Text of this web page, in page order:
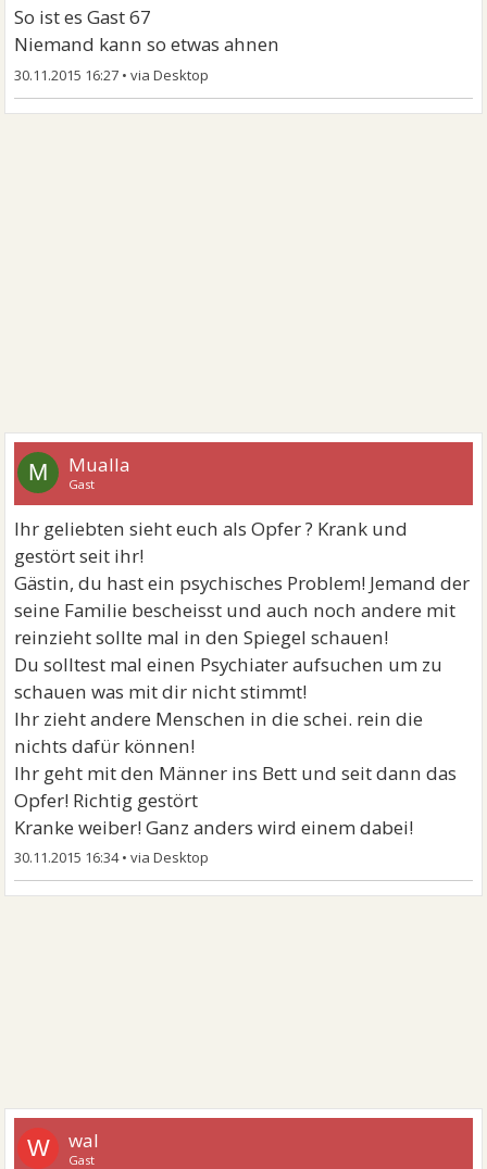
So ist es Gast 67
Niemand kann so etwas ahnen
30.11.2015 16:27 •
M Mualla
Gast
Ihr geliebten sieht euch als Opfer ? Krank und
gestört seit ihr!
Gästin, du hast ein psychisches Problem! Jemand der
seine Familie bescheisst und auch noch andere mit
reinzieht sollte mal in den Spiegel schauen!
Du solltest mal einen Psychiater aufsuchen um zu
schauen was mit dir nicht stimmt!
Ihr zieht andere Menschen in die schei. rein die
nichts dafür können!
Ihr geht mit den Männer ins Bett und seit dann das
Opfer! Richtig gestört
Kranke weiber! Ganz anders wird einem dabei!
30.11.2015 16:34•
W wal
Gast